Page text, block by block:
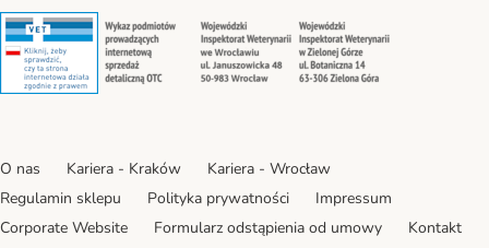
Security Security Security
O nas Kariera - Kraków
Kariera - Wrocław
Regulamin sklepu
Polityka prywatności
Impressum
Corporate Website
Formularz odstąpienia od umowy
Kontakt